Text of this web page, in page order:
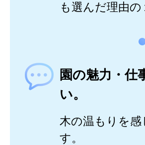
も選んだ理由の
園の魅力・仕
い。
木の温もりを
す。